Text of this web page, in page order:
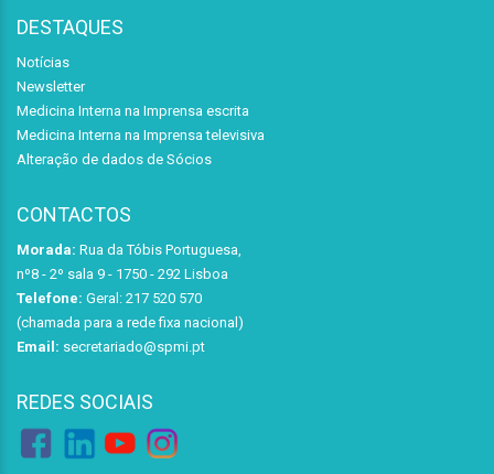
DESTAQUES
Notícias
Newsletter
Medicina Interna na Imprensa escrita
Medicina Interna na Imprensa televisiva
Alteração de dados de Sócios
CONTACTOS
Morada: Rua da Tóbis Portuguesa,
nº8 - 2º sala 9 - 1750 - 292 Lisboa
Telefone: Geral: 217 520 570
(chamada para a rede fixa nacional)
Email: secretariado@spmi.pt
REDES SOCIAIS